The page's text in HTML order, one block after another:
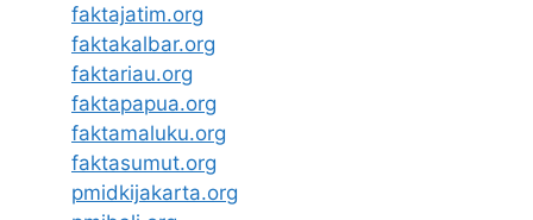
faktajatim.org
faktakalbar.org
faktariau.org
faktapapua.org
faktamaluku.org
faktasumut.org
pmidkijakarta.org